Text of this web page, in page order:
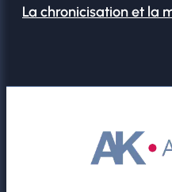
La chronicisation et la